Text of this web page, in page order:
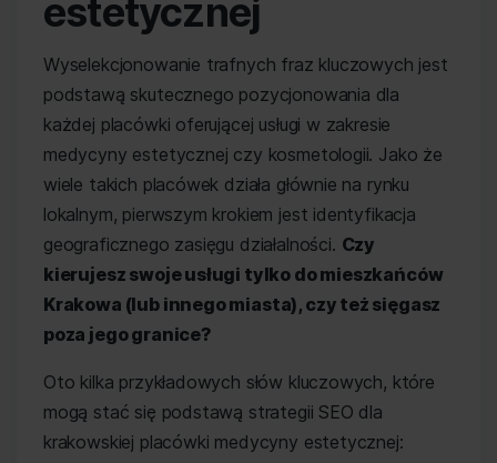
estetycznej
Wyselekcjonowanie trafnych fraz kluczowych jest
podstawą skutecznego pozycjonowania dla
każdej placówki oferującej usługi w zakresie
medycyny estetycznej czy kosmetologii. Jako że
wiele takich placówek działa głównie na rynku
lokalnym, pierwszym krokiem jest identyfikacja
geograficznego zasięgu działalności. Czy
kierujesz swoje usługi tylko do mieszkańców
Krakowa (lub innego miasta), czy też sięgasz
poza jego granice?
Oto kilka przykładowych słów kluczowych, które
mogą stać się podstawą strategii SEO dla
krakowskiej placówki medycyny estetycznej: